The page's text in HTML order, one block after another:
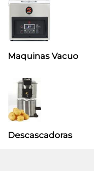
Maquinas Vacuo
Descascadoras